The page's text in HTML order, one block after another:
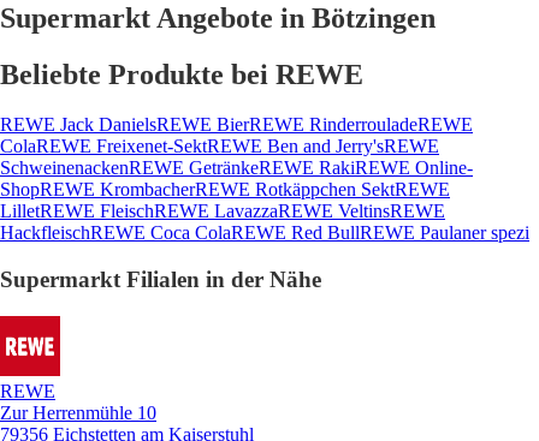
Supermarkt Angebote in Bötzingen
Beliebte Produkte bei REWE
REWE Jack DanielsREWE BierREWE RinderrouladeREWE
ColaREWE Freixenet-SektREWE Ben and Jerry'sREWE
SchweinenackenREWE GetränkeREWE RakiREWE Online-
ShopREWE KrombacherREWE Rotkäppchen SektREWE
LilletREWE FleischREWE LavazzaREWE VeltinsREWE
HackfleischREWE Coca ColaREWE Red BullREWE Paulaner spezi
Supermarkt Filialen in der Nähe
REWE
Zur Herrenmühle 10
79356 Eichstetten am Kaiserstuhl